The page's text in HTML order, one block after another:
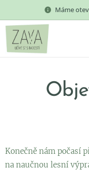
Máme
Konečně nám počasí
na naučnou lesní